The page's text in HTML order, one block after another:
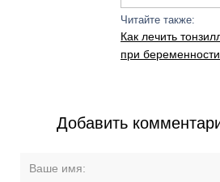
Читайте также:
Как лечить
при
Добавить